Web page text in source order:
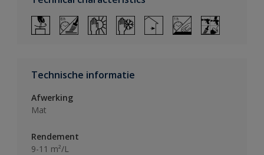
Technische informatie
Afwerking
Mat
Rendement
9-11 m²/L